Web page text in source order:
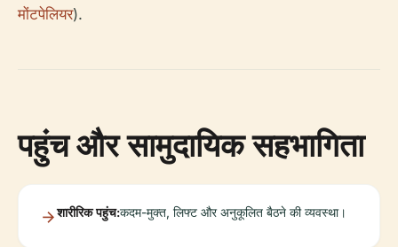
मोंटपेलियर).
पहुंच और सामुदायिक सहभागिता
शारीरिक पहुंच:कदम-मुक्त, लिफ्ट और अनुकूलित बैठने की व्यवस्था।